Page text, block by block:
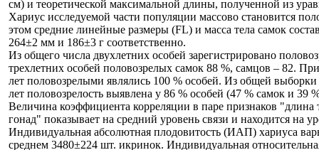
см) и теоретической максимальной длины, полученной из
Хариус исследуемой части популяции массово становится
этом средние линейные размеры (FL) и масса тела самок
264±2 мм и 186±3 г соответственно.
Из общего числа двухлетних особей зарегистрировано
трехлетних особей половозрелых самок 88 %, самцов – 82.
лет половозрелыми являлись 100 % особей. Из общей выборки
лет половозрелость выявлена у 86 % особей (47 % самок и 39
Величина коэффициента корреляции в паре признаков
гонад" показывает на средний уровень связи и находится на
Индивидуальная абсолютная плодовитость (ИАП) хариуса
среднем 3480±224 шт. икринок. Индивидуальная